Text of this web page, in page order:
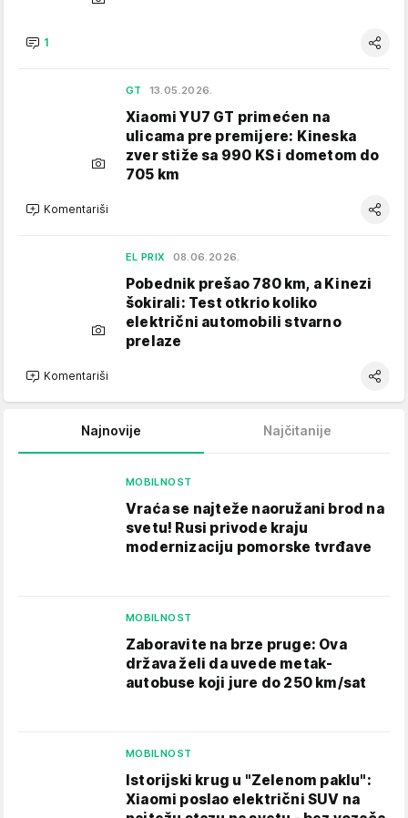
1
GT 13.05.2026.
Xiaomi YU7 GT primećen na
ulicama pre premijere: Kineska
zver stiže sa 990 KS i dometom do
705 km
Komentariši
EL PRIX 08.06.2026.
Pobednik prešao 780 km, a Kinezi
šokirali: Test otkrio koliko
električni automobili stvarno
prelaze
Komentariši
Najnovije Najčitanije
MOBILNOST
Vraća se najteže naoružani brod na
svetu! Rusi privode kraju
modernizaciju pomorske tvrđave
MOBILNOST
Zaboravite na brze pruge: Ova
država želi da uvede metak-
autobuse koji jure do 250 km/sat
MOBILNOST
Istorijski krug u "Zelenom paklu":
Xiaomi poslao električni SUV na